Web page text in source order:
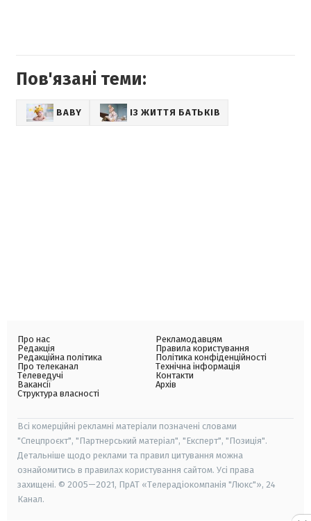
Пов'язані теми:
BABY ІЗ ЖИТТЯ БАТЬКІВ
Про нас
Редакція
Редакційна політика
Про телеканал
Телеведучі
Вакансії
Структура власності
Рекламодавцям
Правила користування
Політика конфіденційності
Технічна інформація
Контакти
Архів
Всі комерційні рекламні матеріали позначені словами
"Спецпроєкт", "Партнерський матеріал", "Експерт", "Позиція".
Детальніше щодо реклами та правил цитування можна
ознайомитись в правилах користування сайтом. Усі права
захищені. © 2005—2021, ПрАТ «Телерадіокомпанія "Люкс"», 24
Канал.